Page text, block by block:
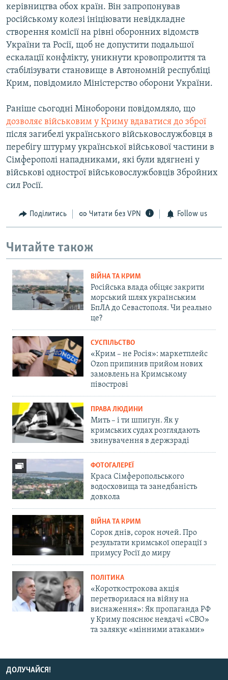
керівництва обох країн. Він запропонував
російському колезі ініціювати невідкладне
створення комісії на рівні оборонних відомств
України та Росії, щоб не допустити подальшої
ескалації конфлікту, уникнути кровопролиття та
стабілізувати становище в Автономній республіці
Крим, повідомило Міністерство оборони України.
Раніше сьогодні Міноборони повідомляло, що
дозволяє військовим у Криму вдаватися до зброї
після загибелі українського військовослужбовця в
перебігу штурму української військової частини в
Сімферополі нападниками, які були вдягнені у
військові однострої військовослужбовців Збройних
сил Росії.
Поділитись Читати без VPN Follow us
Читайте також
ВІЙНА ТА КРИМ
Російська влада обіцяє закрити
морський шлях українським
БпЛА до Севастополя. Чи реально
це?
СУСПІЛЬСТВО
«Крим – не Росія»: маркетплейс
Ozon припинив прийом нових
замовлень на Кримському
півострові
ПРАВА ЛЮДИНИ
Мить – і ти шпигун. Як у
кримських судах розглядають
звинувачення в держзраді
ФОТОГАЛЕРЕЇ
Краса Сімферопольського
водосховища та занедбаність
довкола
ВІЙНА ТА КРИМ
Сорок днів, сорок ночей. Про
результати кримської операції з
примусу Росії до миру
ПОЛІТИКА
«Короткострокова акція
перетворилася на війну на
виснаження»: Як пропаганда РФ
у Криму пояснює невдачі «СВО»
та залякує «мінними атаками»
ДОЛУЧАЙСЯ!